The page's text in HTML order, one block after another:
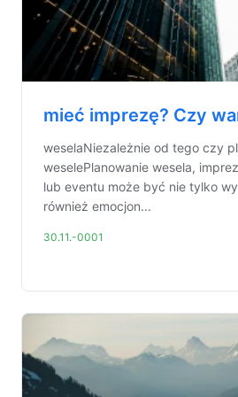
mieć imprezę? Czy
weselaNiezależnie od tego czy
weselePlanowanie wesela,
lub eventu może być nie tylko
również emocjon...
30.11.-0001